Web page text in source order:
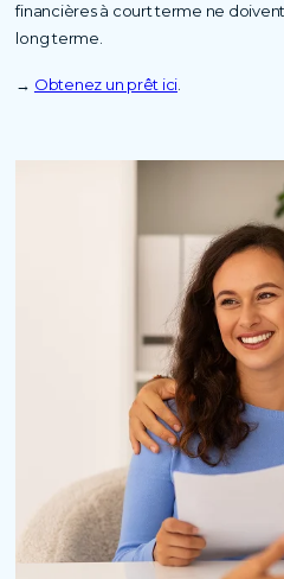
financières à court terme ne
long terme.
→ Obtenez un prêt ici.